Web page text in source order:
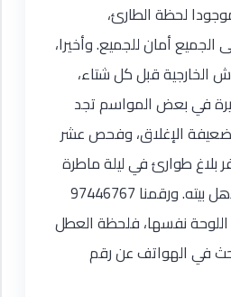
لحظة الطارئ،
أمان للجميع. وأخيرا،
الخارجية قبل كل شتاء،
في بعض المواسم تجد
الإغلاق، وفحص عشر
بلاغ طوارئ في ليلة ماطرة
باردة لا يتمناها أحد لأهل بيته. ورقمنا 97446767
اللوحة نفسها، فلحظة العطل
في الهواتف عن رقم